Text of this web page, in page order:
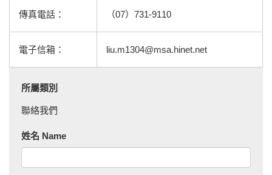
傳真電話： （07）731-9110
電子信箱： liu.m1304@msa.hinet.net
所屬類別
聯絡我們
姓名 Name